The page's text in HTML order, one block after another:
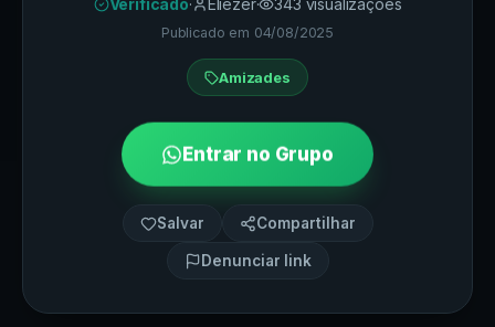
Verificado· Eliezer· 343 visualizações
Publicado em 04/08/2025
Amizades
Entrar no Grupo
Salvar Compartilhar
Denunciar link